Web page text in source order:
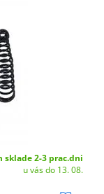
sklade 2-3 prac.dni
u vás do 13. 08.